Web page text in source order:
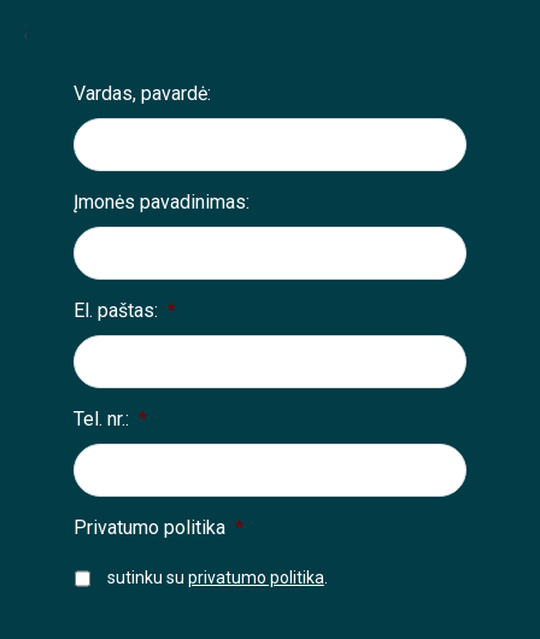
;
Vardas, pavardė:
Įmonės pavadinimas:
El. paštas: *
Tel. nr.: *
Privatumo politika *
sutinku su privatumo politika